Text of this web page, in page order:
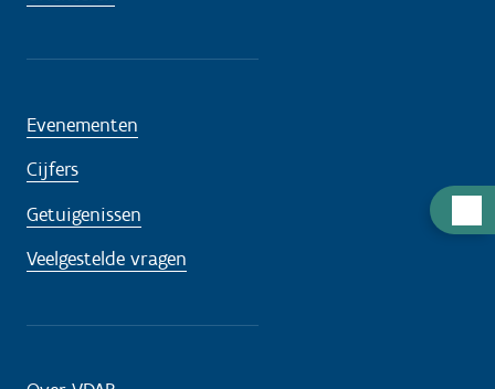
u
Evenementen
Cijfers
Getuigenissen
Veelgestelde vragen